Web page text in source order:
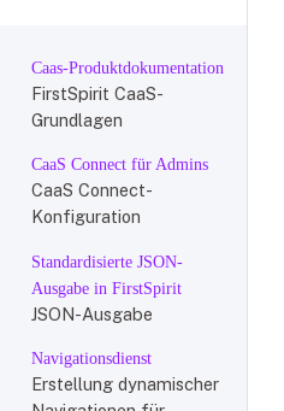
Caas-Produktdokumentation
FirstSpirit CaaS-
Grundlagen
CaaS Connect für Admins
CaaS Connect-
Konfiguration
Standardisierte JSON-
Ausgabe in FirstSpirit
JSON-Ausgabe
Navigationsdienst
Erstellung dynamischer